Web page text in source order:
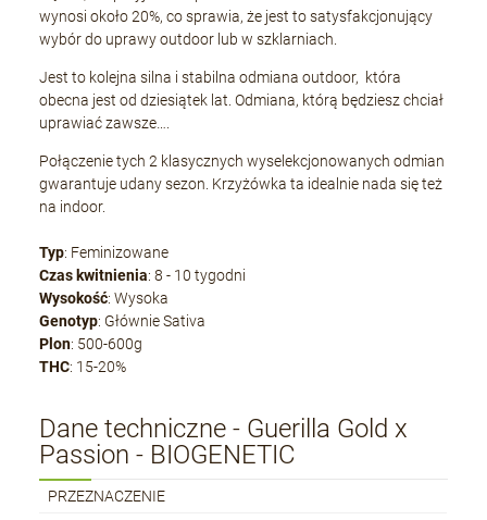
wynosi około 20%, co sprawia, że jest to satysfakcjonujący
wybór do uprawy outdoor lub w szklarniach.
Jest to kolejna silna i stabilna odmiana outdoor, która
obecna jest od dziesiątek lat. Odmiana, którą będziesz chciał
uprawiać zawsze….
Połączenie tych 2 klasycznych wyselekcjonowanych odmian
gwarantuje udany sezon. Krzyżówka ta idealnie nada się też
na indoor.
Typ: Feminizowane
Czas kwitnienia: 8 - 10 tygodni
Wysokość: Wysoka
Genotyp: Głównie Sativa
Plon: 500-600g
THC: 15-20%
Dane techniczne - Guerilla Gold x
Passion - BIOGENETIC
PRZEZNACZENIE